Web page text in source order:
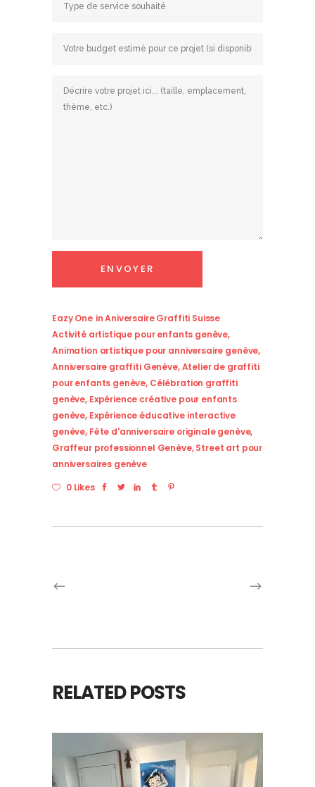
Eazy One inAniversaire Graffiti Suisse
Activité artistique pour enfants genève,
Animation artistique pour anniversaire genève,
Anniversaire graffiti Genève,Atelier de graffiti
pour enfants genève, Célébration graffiti
genève, Expérience créative pour enfants
genève, Expérience éducative interactive
genève, Fête d'anniversaire originale genève,
Graffeur professionnel Genève,Street art pour
anniversaires genève
0 Likes
RELATED POSTS